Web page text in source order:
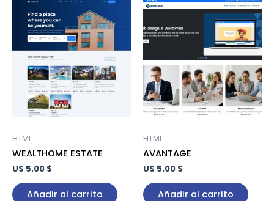
HTML
WEALTHOME ESTATE
US 5.00 $
Añadir al carrito
HTML
AVANTAGE
US 5.00 $
Añadir al carrito